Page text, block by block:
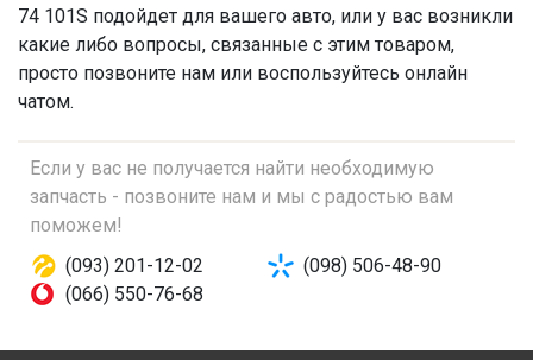
74 101S подойдет для вашего авто, или у вас возникли
какие либо вопросы, связанные с этим товаром,
просто позвоните нам или воспользуйтесь онлайн
чатом.
Если у вас не получается найти необходимую
запчасть - позвоните нам и мы с радостью вам
поможем!
(093) 201-12-02
(098) 506-48-90
(066) 550-76-68